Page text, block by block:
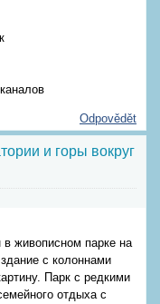
Odpovědět
и горы вокруг
живописном парке на
с колоннами
Парк с редкими
отдыха с